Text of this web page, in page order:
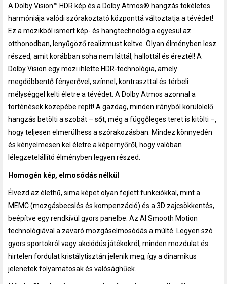
A Dolby Vision™ HDR kép és a Dolby Atmos® hangzás tökéletes
harmóniája valódi szórakoztató központtá változtatja a tévédet!
Ez a mozikból ismert kép- és hangtechnológia egyesül az
otthonodban, lenyűgöző realizmust keltve. Olyan élményben lesz
részed, amit korábban soha nem láttál, hallottál és éreztél! A
Dolby Vision egy mozi ihlette HDR-technológia, amely
megdöbbentő fényerővel, színnel, kontraszttal és térbeli
mélységgel kelti életre a tévédet. A Dolby Atmos azonnal a
történések közepébe repít! A gazdag, minden irányból körülölelő
hangzás betölti a szobát – sőt, még a függőleges teret is kitölti –,
hogy teljesen elmerülhess a szórakozásban. Mindez könnyedén
és kényelmesen kel életre a képernyőről, hogy valóban
lélegzetelállító élményben legyen részed.
Homogén kép, elmosódás nélkül
Élvezd az élethű, sima képet olyan fejlett funkciókkal, mint a
MEMC (mozgásbecslés és kompenzáció) és a 3D zajcsökkentés,
beépítve egy rendkívül gyors panelbe. Az AI Smooth Motion
technológiával a zavaró mozgáselmosódás a múlté. Legyen szó
gyors sportokról vagy akciódús játékokról, minden mozdulat és
hirtelen fordulat kristálytisztán jelenik meg, így a dinamikus
jelenetek folyamatosak és valósághűek.